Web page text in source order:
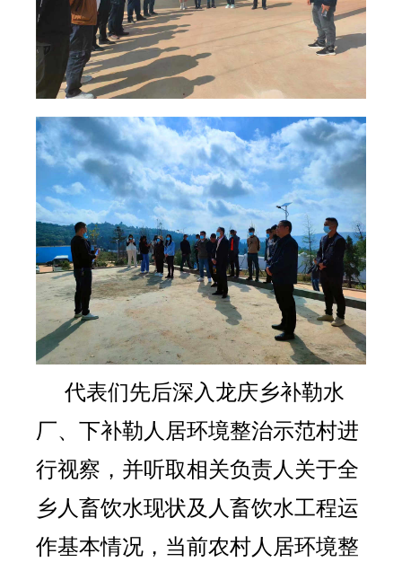
代表们先后深入龙庆乡补勒水
厂、下补勒人居环境整治示范村进
行视察，并听取相关负责人关于全
乡人畜饮水现状及人畜饮水工程运
作基本情况，当前农村人居环境整